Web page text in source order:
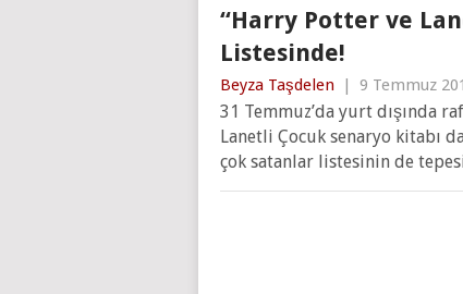
“Harry Potter ve
Listesinde!
Beyza Taşdelen | 9 Temmuz
31 Temmuz’da yurt dışında
Lanetli Çocuk senaryo kitabı
çok satanlar listesinin de